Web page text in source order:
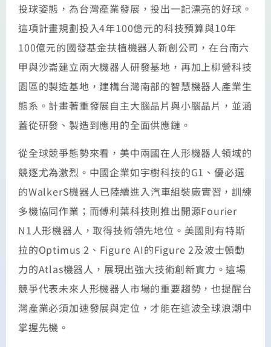
投球姿態，為台灣產業發展，投出一記漂亮的好球。
這項計畫規劃投入4年100億元的科技預算與10年
100億元的國發基金扶植機器人新創公司，在台南六
甲與沙崙建立兩大機器人研發基地，再加上柳營科技
園區的製造基地，建構台灣南部的智慧機器人產業生
態系。計畫著重發展自主大腦晶片與小腦晶片，並涵
蓋從研發、製造到應用的全面供應鏈。
從全球競爭態勢來看，美中兩國在人形機器人領域的
競逐尤為激烈。中國企業如宇樹科技的G1、優必選
的WalkerS機器人已陸續進入汽車組裝廠實習，訓練
多機協同作業；而傅利葉科技則推出開源Fourier
N1人形機器人，取得技術領先地位。美國則有特斯
拉的Optimus 2、Figure AI的Figure 2及波士頓動
力的Atlas機器人，展現出強大技術創新實力。這場
競爭代表未來人形機器人市場的重要趨勢，也提醒台
灣產業必須加速發展與定位，才能在這波全球浪潮中
掌握先機。